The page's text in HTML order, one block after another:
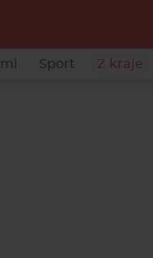
Sport Z kraje